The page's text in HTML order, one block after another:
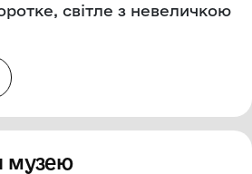
світле з невеличкою
музею